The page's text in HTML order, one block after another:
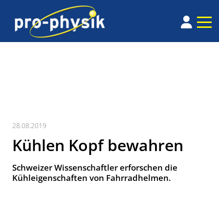
28.08.2019
Kühlen Kopf bewahren
Schweizer Wissenschaftler erforschen die
Kühleigenschaften von Fahrradhelmen.